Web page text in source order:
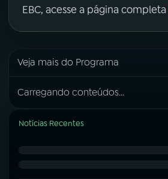
EBC, acesse a página completa
Veja mais do Programa
Carregando conteúdos...
Notícias Recentes